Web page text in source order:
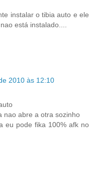
instalar o tibia auto e ele
está instalado....
2010 às 12:10
nao abre a otra sozinho
eu pode fika 100% afk no